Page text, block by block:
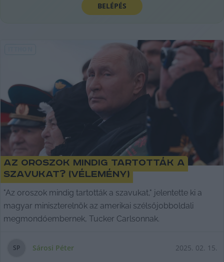
BELÉPÉS
Az oroszok mindig tartották a
szavukat? (vélemény)
"Az oroszok mindig tartották a szavukat," jelentette ki a
magyar miniszterelnök az amerikai szélsőjobboldali
megmondóembernek, Tucker Carlsonnak.
SP Sárosi Péter 2025. 02. 15.